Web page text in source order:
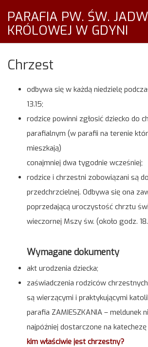
PARAFIA PW. ŚW.
KRÓLOWEJ W GDYNI
Chrzest
odbywa się w każdą niedzielę
13.15;
rodzice powinni zgłosić dziecko do
parafialnym (w parafii na terenie
mieszkają)
conajmniej dwa tygodnie wcześniej;
rodzice i chrzestni zobowiązani są
przedchrzcielnej. Odbywa się ona
poprzedającą uroczystość chrztu
wieczornej Mszy św. (około godz.
Wymagane dokumenty
akt urodzenia dziecka;
zaświadczenia rodziców
są wierzącymi i praktykującymi
parafia ZAMIESZKANIA – meldunek
najpóźniej dostarczone na
kim właściwie jest chrzestny?